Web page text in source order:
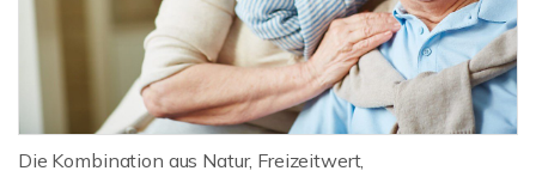
Die Kombination aus Natur, Freizeitwert,